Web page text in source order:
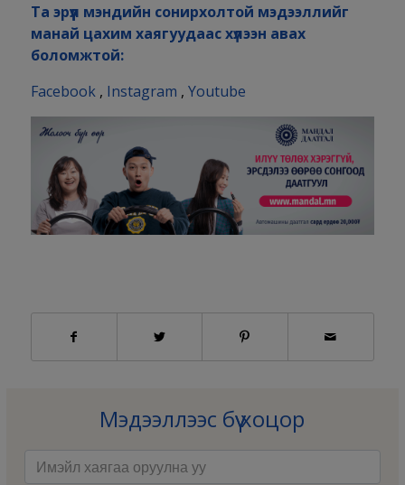
Та эрүүл мэндийн сонирхолтой мэдээллийг
манай цахим хаягуудаас хүлээн авах
боломжтой:
Facebook, Instagram , Youtube
Мэдээллээс бүү хоцор